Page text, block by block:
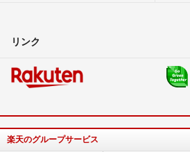
リンク
楽天のグループサービス